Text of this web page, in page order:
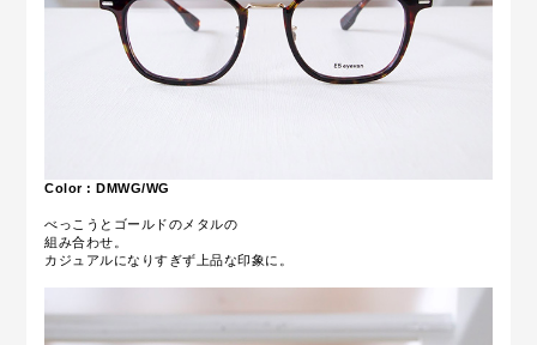
Color : DMWG/WG
べっこうとゴールドのメタルの
組み合わせ。
カジュアルになりすぎず上品な印象に。